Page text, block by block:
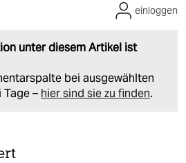
unter diesem Artikel ist
bei ausgewählten
– hier sind sie zu finden.
einloggen